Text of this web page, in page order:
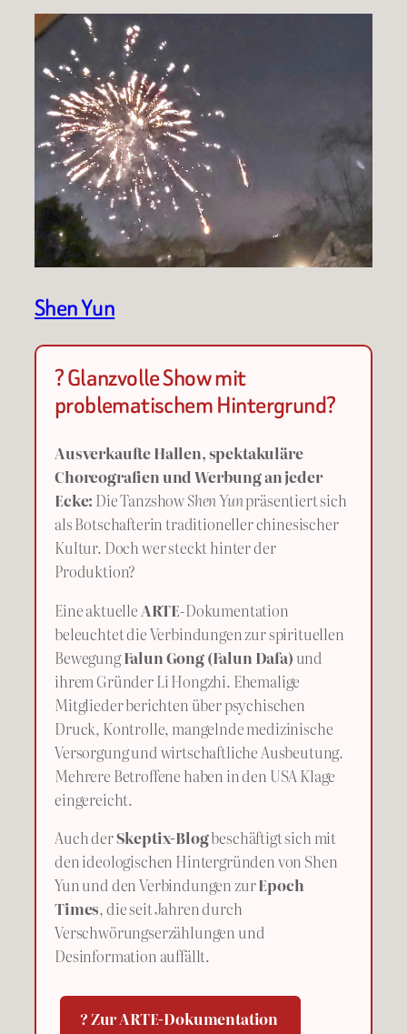
Shen Yun
? Glanzvolle Show mit
problematischem Hintergrund?
Ausverkaufte Hallen, spektakuläre
Choreografien und Werbung an jeder
Ecke: Die TanzshowShen Yunpräsentiert sich
als Botschafterin traditioneller chinesischer
Kultur. Doch wer steckt hinter der
Produktion?
Eine aktuelle ARTE-Dokumentation
beleuchtet die Verbindungen zur spirituellen
BewegungFalun Gong (Falun Dafa) und
ihrem Gründer Li Hongzhi. Ehemalige
Mitglieder berichten über psychischen
Druck, Kontrolle, mangelnde medizinische
Versorgung und wirtschaftliche Ausbeutung.
Mehrere Betroffene haben in den USA Klage
eingereicht.
Auch derSkeptix-Blogbeschäftigt sich mit
den ideologischen Hintergründen von Shen
Yun und den Verbindungen zurEpoch
Times, die seit Jahren durch
Verschwörungserzählungen und
Desinformation auffällt.
? Zur ARTE-Dokumentation